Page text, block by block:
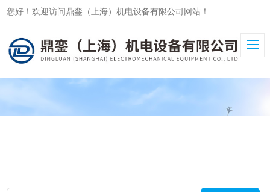
您好！欢迎访问鼎銮（上海）机电设备有限公司网站！